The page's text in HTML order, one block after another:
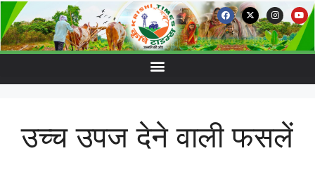
उच्च उपज देने वाली फसलें